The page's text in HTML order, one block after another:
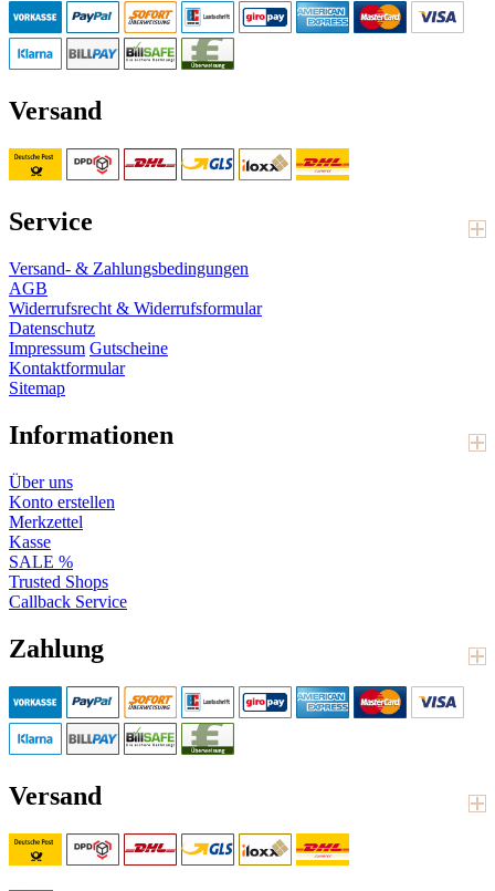
Versand
Service
Versand- & Zahlungsbedingungen
AGB
Widerrufsrecht & Widerrufsformular
Datenschutz
Impressum Gutscheine
Kontaktformular
Sitemap
Informationen
Über uns
Konto erstellen
Merkzettel
Kasse
SALE %
Trusted Shops
Callback Service
Zahlung
Versand